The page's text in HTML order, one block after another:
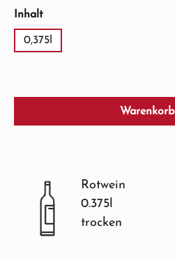
Inhaltauswählen
0,375l
Warenkorb
Rotwein
0.375l
trocken